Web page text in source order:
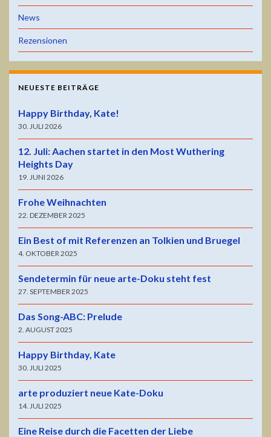
News
Rezensionen
NEUESTE BEITRÄGE
Happy Birthday, Kate!
30. JULI 2026
12. Juli: Aachen startet in den Most Wuthering
Heights Day
19. JUNI 2026
Frohe Weihnachten
22. DEZEMBER 2025
Ein Best of mit Referenzen an Tolkien und Bruegel
4. OKTOBER 2025
Sendetermin für neue arte-Doku steht fest
27. SEPTEMBER 2025
Das Song-ABC: Prelude
2. AUGUST 2025
Happy Birthday, Kate
30. JULI 2025
arte produziert neue Kate-Doku
14. JULI 2025
Eine Reise durch die Facetten der Liebe